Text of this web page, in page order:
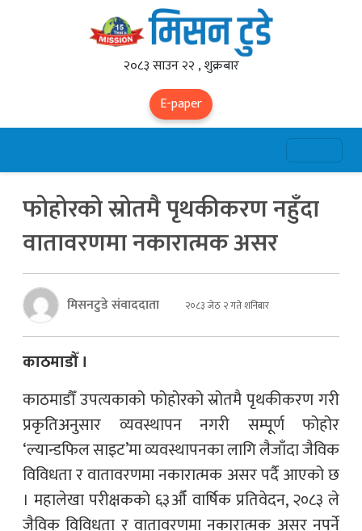
२०८३ साउन २२ , शुक्रबार
E-paper
फोहोरको स्रोतमै पृथकीकरण नहुँदा
वातावरणमा नकारात्मक असर
मिसनटुडे संवाददाता २०८३ जेठ २ गते शनिबार
काठमाडौँ ।
काठमाडौँ उपत्यकाको फोहोरको स्रोतमै पृथकीकरण गरी
प्रकृतिअनुसार व्यवस्थापन नगरी सम्पूर्ण फोहोर
‘ल्यान्डफिल साइट’मा व्यवस्थापनका लागि लैजाँदा जैविक
विविधता र वातावरणमा नकारात्मक असर पर्दै आएको छ
। महालेखा परीक्षकको ६३औँ वार्षिक प्रतिवेदन, २०८३ ले
जैविक विविधता र वातावरणमा नकारात्मक असर नपर्ने